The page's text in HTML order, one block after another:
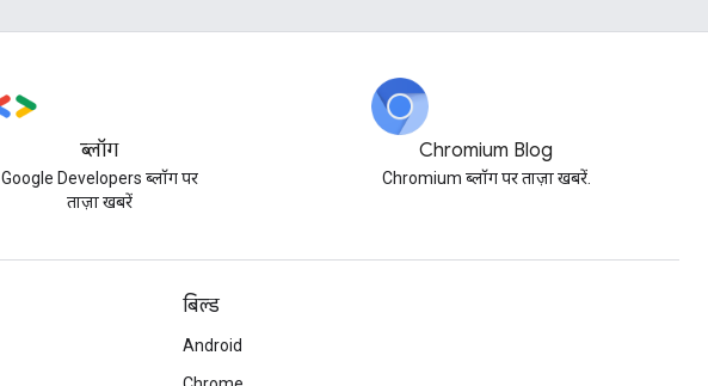
ब्लॉग
Google Developers ब्लॉग पर
ताज़ा खबरें
Chromium Blog
Chromium ब्लॉग पर ताज़ा खबरें.
बिल्ड
Android